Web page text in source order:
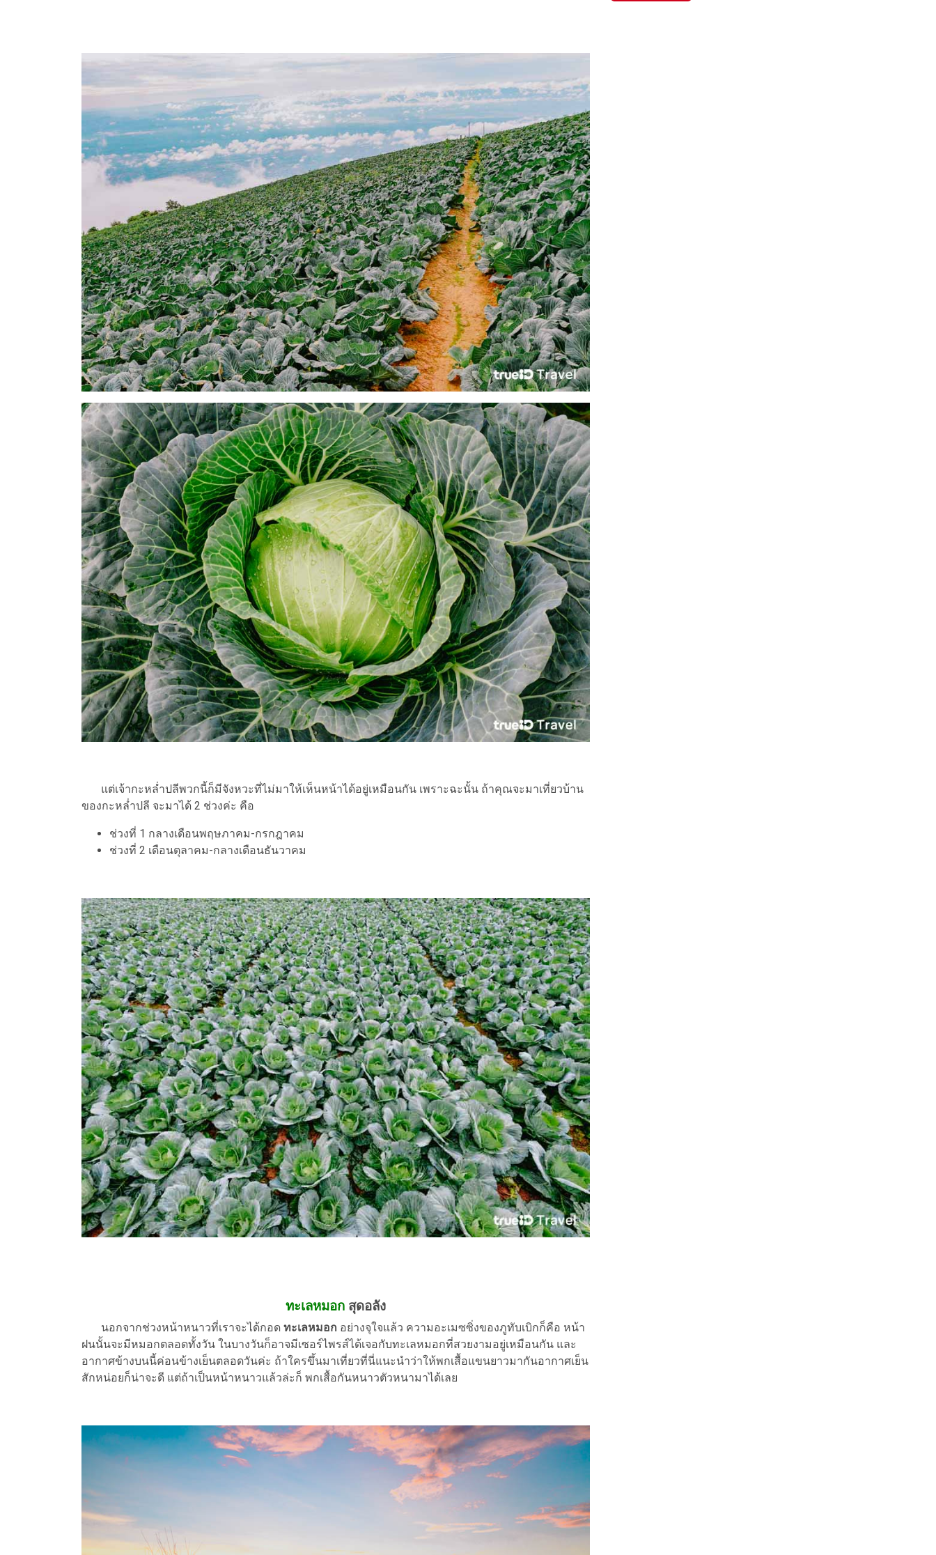
แต่เจ้ากะหล่ำปลีพวกนี้ก็มีจังหวะที่ไม่มาให้เห็นหน้าได้อยู่เหมือนกัน เพราะฉะนั้น ถ้าคุณจะมาเที่ยวบ้าน
ของกะหล่ำปลี จะมาได้ 2 ช่วงค่ะ คือ
ช่วงที่ 1 กลางเดือนพฤษภาคม-กรกฎาคม
ช่วงที่ 2 เดือนตุลาคม-กลางเดือนธันวาคม
ทะเลหมอก สุดอลัง
นอกจากช่วงหน้าหนาวที่เราจะได้กอด ทะเลหมอก อย่างจุใจแล้ว ความอะเมซซิ่งของภูทับเบิกก็คือ หน้า
ฝนนั้นจะมีหมอกตลอดทั้งวัน ในบางวันก็อาจมีเซอร์ไพรส์ได้เจอกับทะเลหมอกที่สวยงามอยู่เหมือนกัน และ
อากาศข้างบนนี้ค่อนข้างเย็นตลอดวันค่ะ ถ้าใครขึ้นมาเที่ยวที่นี่แนะนำว่าให้พกเสื้อแขนยาวมากันอากาศเย็น
สักหน่อยก็น่าจะดี แต่ถ้าเป็นหน้าหนาวแล้วล่ะก็ พกเสื้อกันหนาวตัวหนามาได้เลย